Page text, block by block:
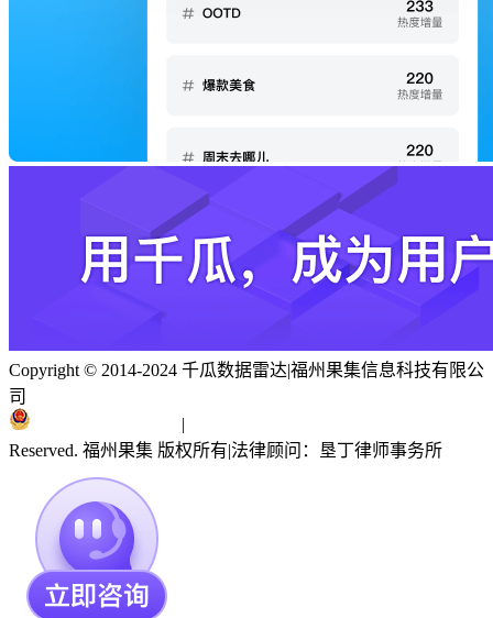
Copyright © 2014-2024 千瓜数据雷达|福州果集信息科技有限公
司
|
Reserved. 福州果集 版权所有|法律顾问：垦丁律师事务所